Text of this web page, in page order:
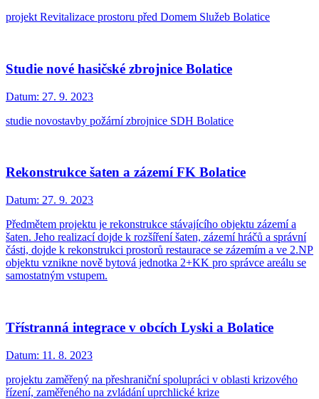
projekt Revitalizace prostoru před Domem Služeb Bolatice
Studie nové hasičské zbrojnice Bolatice
Datum: 27. 9. 2023
studie novostavby požární zbrojnice SDH Bolatice
Rekonstrukce šaten a zázemí FK Bolatice
Datum: 27. 9. 2023
Předmětem projektu je rekonstrukce stávajícího objektu zázemí a
šaten. Jeho realizací dojde k rozšíření šaten, zázemí hráčů a správní
části, dojde k rekonstrukci prostorů restaurace se zázemím a ve 2.NP
objektu vznikne nově bytová jednotka 2+KK pro správce areálu se
samostatným vstupem.
Třístranná integrace v obcích Lyski a Bolatice
Datum: 11. 8. 2023
projektu zaměřený na přeshraniční spolupráci v oblasti krizového
řízení, zaměřeného na zvládání uprchlické krize